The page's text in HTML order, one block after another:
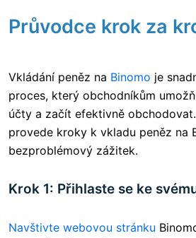
Průvodce krok za
Vkládání peněz na Binomo je
proces, který obchodníkům
účty a začít efektivně
provede kroky k vkladu peněz na
bezproblémový zážitek.
Krok 1: Přihlaste se ke
Navštivte webovou stránku